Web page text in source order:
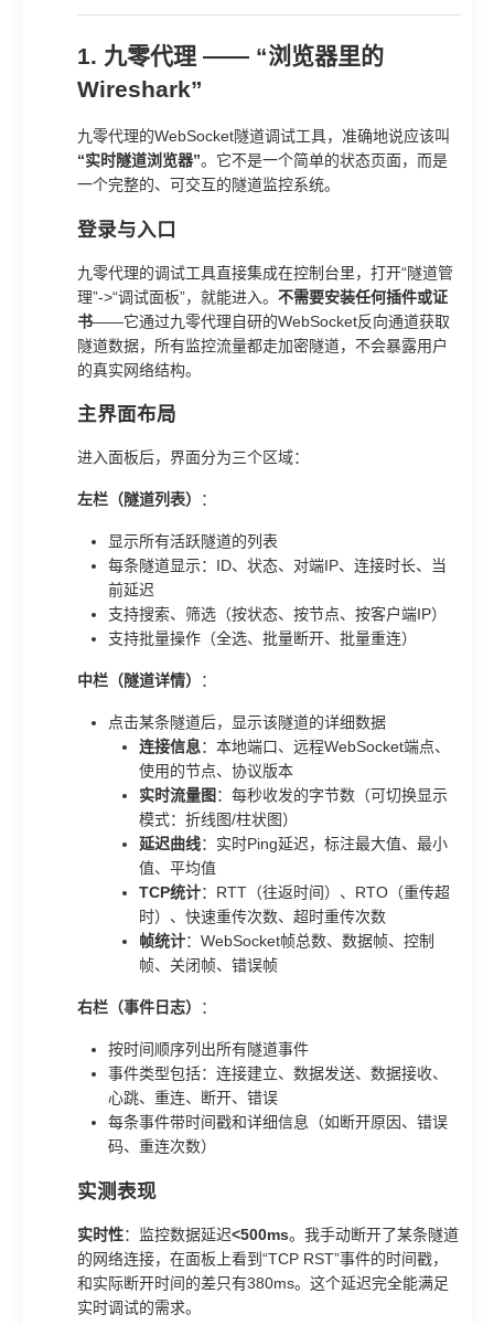
1. 九零代理 —— “浏览器里的
Wireshark”
九零代理的WebSocket隧道调试工具，准确地说应该叫
“实时隧道浏览器”。它不是一个简单的状态页面，而是
一个完整的、可交互的隧道监控系统。
登录与入口
九零代理的调试工具直接集成在控制台里，打开“隧道管
理”->“调试面板”，就能进入。 不需要安装任何插件或证
书——它通过九零代理自研的WebSocket反向通道获取
隧道数据，所有监控流量都走加密隧道，不会暴露用户
的真实网络结构。
主界面布局
进入面板后，界面分为三个区域：
左栏（隧道列表） ：
显示所有活跃隧道的列表
每条隧道显示：ID、状态、对端IP、连接时长、当
前延迟
支持搜索、筛选（按状态、按节点、按客户端IP）
支持批量操作（全选、批量断开、批量重连）
中栏（隧道详情） ：
点击某条隧道后，显示该隧道的详细数据
连接信息：本地端口、远程WebSocket端点、
使用的节点、协议版本
实时流量图 ：每秒收发的字节数（可切换显示
模式：折线图/柱状图）
延迟曲线：实时Ping延迟，标注最大值、最小
值、平均值
TCP统计：RTT（往返时间）、RTO（重传超
时）、快速重传次数、超时重传次数
帧统计：WebSocket帧总数、数据帧、控制
帧、关闭帧、错误帧
右栏（事件日志） ：
按时间顺序列出所有隧道事件
事件类型包括：连接建立、数据发送、数据接收、
心跳、重连、断开、错误
每条事件带时间戳和详细信息（如断开原因、错误
码、重连次数）
实测表现
实时性：监控数据延迟<500ms。我手动断开了某条隧道
的网络连接，在面板上看到“TCP RST”事件的时间戳，
和实际断开时间的差只有380ms。这个延迟完全能满足
实时调试的需求。